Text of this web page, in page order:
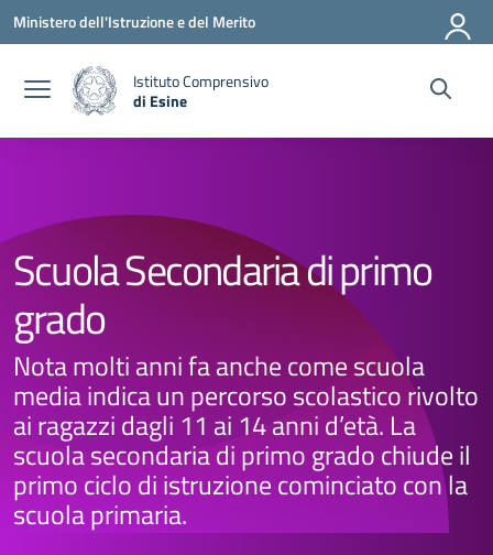
Vai ai contenuti
Vai al menu di navigazione
Vai al footer
Ministero dell'Istruzione e del Merito
Istituto Comprensivo
di Esine
Scuola Secondaria di primo
grado
Nota molti anni fa anche come scuola
media indica un percorso scolastico rivolto
ai ragazzi dagli 11 ai 14 anni d’età. La
scuola secondaria di primo grado chiude il
primo ciclo di istruzione cominciato con la
scuola primaria.